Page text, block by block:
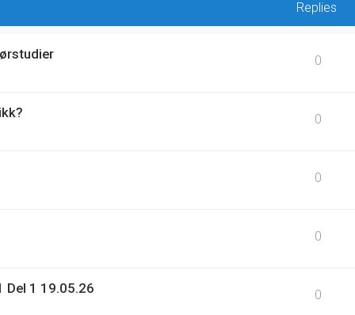
Replies
0
0
0
0
Del 1 19.05.26 0